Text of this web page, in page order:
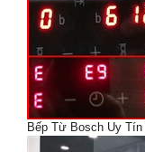
Bếp Từ Bosch Uy Tín